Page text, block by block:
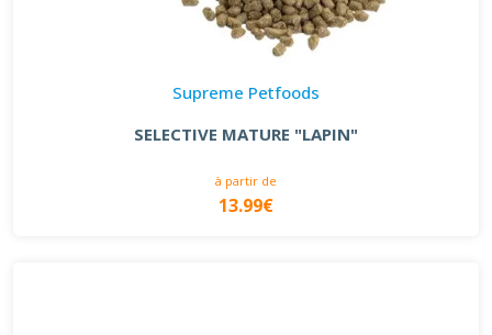
Supreme Petfoods
SELECTIVE MATURE "LAPIN"
à partir de
13.99€